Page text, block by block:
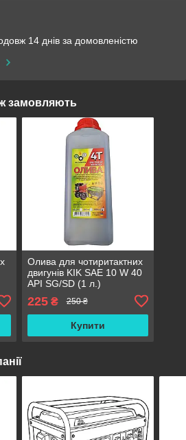
14 днів за домовленістю
замовляють
Олива для чотиритактних
двигунів KIK SAE 10 W 40
API SG/SD (1 л.)
225₴ 250 ₴
Купити